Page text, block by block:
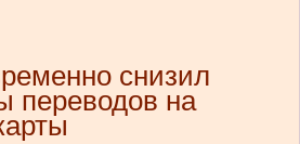
снизил
переводов на